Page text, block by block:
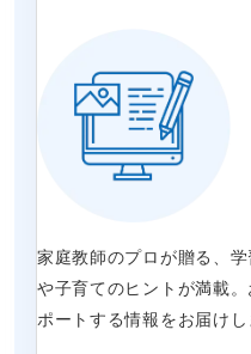
家庭教師のプロが贈る、
や子育てのヒントが満載
ポートする情報をお届けし